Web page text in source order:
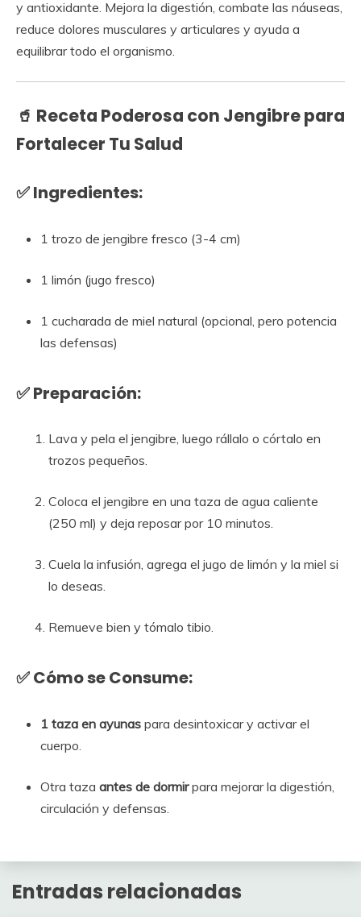
y antioxidante. Mejora la digestión, combate las náuseas,
reduce dolores musculares y articulares y ayuda a
equilibrar todo el organismo.
🥤 Receta Poderosa con Jengibre para
Fortalecer Tu Salud
✅Ingredientes:
1 trozo de jengibre fresco (3-4 cm)
1 limón (jugo fresco)
1 cucharada de miel natural (opcional, pero potencia
las defensas)
✅Preparación:
Lava y pela el jengibre, luego rállalo o córtalo en
trozos pequeños.
Coloca el jengibre en una taza de agua caliente
(250 ml) y deja reposar por 10 minutos.
Cuela la infusión, agrega el jugo de limón y la miel si
lo deseas.
Remueve bien y tómalo tibio.
✅Cómo se Consume:
1 taza en ayunas para desintoxicar y activar el
cuerpo.
Otra taza antes de dormirpara mejorar la digestión,
circulación y defensas.
Entradas relacionadas